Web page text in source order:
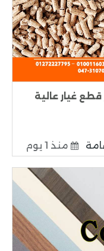
غيار عالية
منذ 1 يوم